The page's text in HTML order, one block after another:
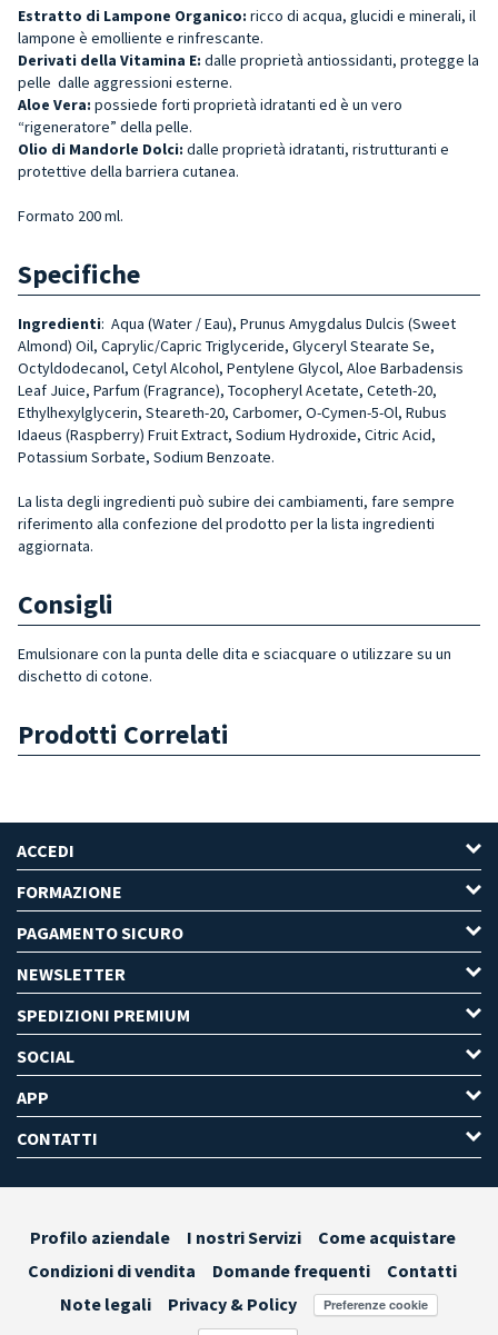
Estratto di Lampone Organico: ricco di acqua, glucidi e minerali, il
lampone è emolliente e rinfrescante.
Derivati della Vitamina E: dalle proprietà antiossidanti, protegge la
pelle dalle aggressioni esterne.
Aloe Vera: possiede forti proprietà idratanti ed è un vero
“rigeneratore” della pelle.
Olio di Mandorle Dolci: dalle proprietà idratanti, ristrutturanti e
protettive della barriera cutanea.
Formato 200 ml.
Specifiche
Ingredienti: Aqua (Water / Eau), Prunus Amygdalus Dulcis (Sweet
Almond) Oil, Caprylic/Capric Triglyceride, Glyceryl Stearate Se,
Octyldodecanol, Cetyl Alcohol, Pentylene Glycol, Aloe Barbadensis
Leaf Juice, Parfum (Fragrance), Tocopheryl Acetate, Ceteth-20,
Ethylhexylglycerin, Steareth-20, Carbomer, O-Cymen-5-Ol, Rubus
Idaeus (Raspberry) Fruit Extract, Sodium Hydroxide, Citric Acid,
Potassium Sorbate, Sodium Benzoate.
La lista degli ingredienti può subire dei cambiamenti, fare sempre
riferimento alla confezione del prodotto per la lista ingredienti
aggiornata.
Consigli
Emulsionare con la punta delle dita e sciacquare o utilizzare su un
dischetto di cotone.
Prodotti Correlati
ACCEDI
FORMAZIONE
PAGAMENTO SICURO
NEWSLETTER
SPEDIZIONI PREMIUM
SOCIAL
APP
CONTATTI
Profilo aziendale I nostri Servizi
Come acquistare
Condizioni di vendita
Domande frequenti
Contatti
Note legali
Privacy & Policy Preferenze cookie